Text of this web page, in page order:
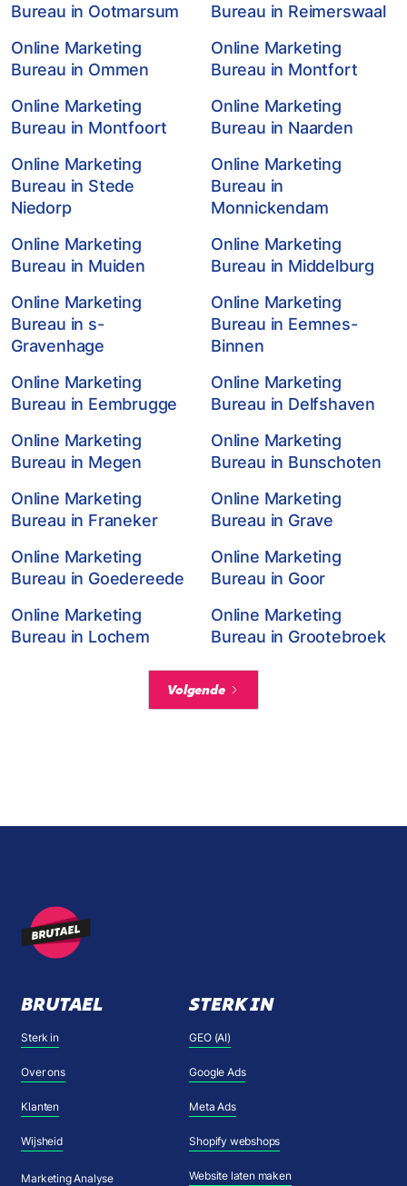
Bureau in Ootmarsum
Bureau in Reimerswaal
Online Marketing
Bureau in Ommen
Online Marketing
Bureau in Montfort
Online Marketing
Bureau in Montfoort
Online Marketing
Bureau in Naarden
Online Marketing
Bureau in Stede
Niedorp
Online Marketing
Bureau in
Monnickendam
Online Marketing
Bureau in Muiden
Online Marketing
Bureau in Middelburg
Online Marketing
Bureau in s-
Gravenhage
Online Marketing
Bureau in Eemnes-
Binnen
Online Marketing
Bureau in Eembrugge
Online Marketing
Bureau in Delfshaven
Online Marketing
Bureau in Megen
Online Marketing
Bureau in Bunschoten
Online Marketing
Bureau in Franeker
Online Marketing
Bureau in Grave
Online Marketing
Bureau in Goedereede
Online Marketing
Bureau in Goor
Online Marketing
Bureau in Lochem
Online Marketing
Bureau in Grootebroek
Volgende
BRUTAEL
Sterk in
Over ons
Klanten
Wijsheid
Marketing Analyse
STERK IN
GEO (AI)
Google Ads
Meta Ads
Shopify webshops
Website laten maken